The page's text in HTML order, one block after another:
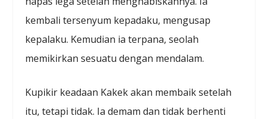
kembali tersenyum kepadaku, mengusap
kepalaku. Kemudian ia terpana, seolah
memikirkan sesuatu dengan mendalam.
Kupikir keadaan Kakek akan membaik setelah
itu, tetapi tidak. Ia demam dan tidak berhenti